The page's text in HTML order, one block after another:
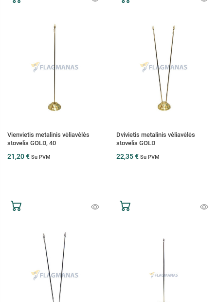
Vienvietis metalinis vėliavėlės
stovelis GOLD, 40
21,20 € Su PVM
Dvivietis metalinis vėliavėlės
stovelis GOLD
22,35 € Su PVM